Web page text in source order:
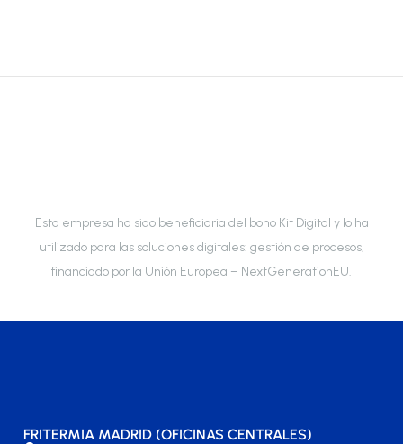
Esta empresa ha sido beneficiaria del bono Kit Digital y lo ha
utilizado para las soluciones digitales: gestión de procesos,
financiado por la Unión Europea – NextGenerationEU.
FRITERMIA MADRID (OFICINAS CENTRALES)